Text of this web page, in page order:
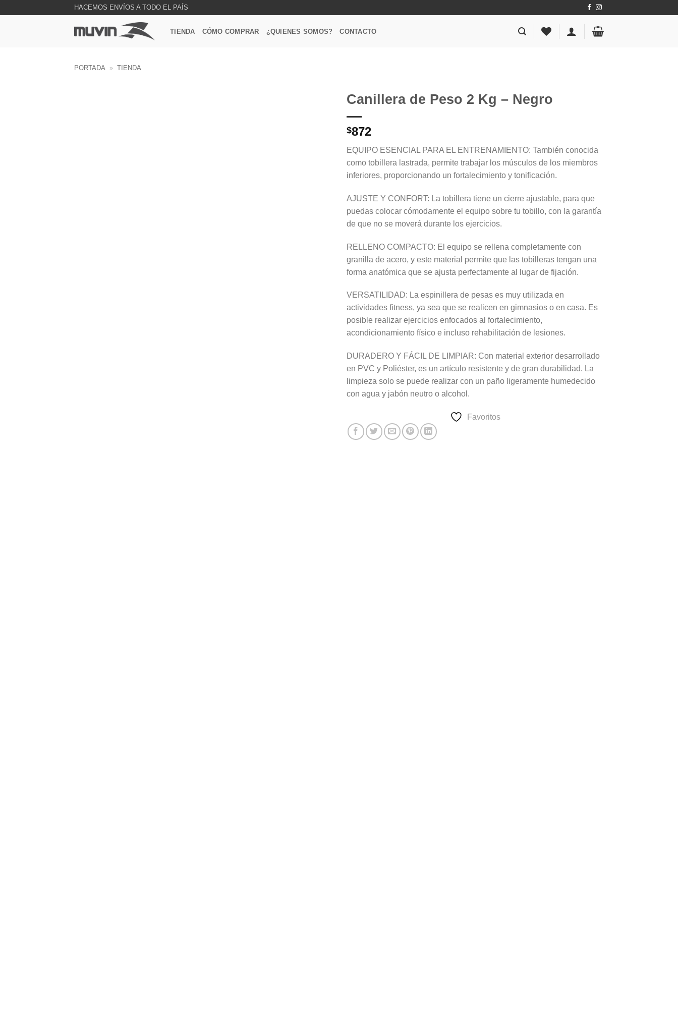
HACEMOS ENVÍOS A TODO EL PAÍS
TIENDA CÓMO COMPRAR ¿QUIENES SOMOS? CONTACTO
PORTADA » TIENDA
Canillera de Peso 2 Kg – Negro
$872
EQUIPO ESENCIAL PARA EL ENTRENAMIENTO: También conocida
como tobillera lastrada, permite trabajar los músculos de los miembros
inferiores, proporcionando un fortalecimiento y tonificación.
AJUSTE Y CONFORT: La tobillera tiene un cierre ajustable, para que
puedas colocar cómodamente el equipo sobre tu tobillo, con la garantía
de que no se moverá durante los ejercicios.
RELLENO COMPACTO: El equipo se rellena completamente con
granilla de acero, y este material permite que las tobilleras tengan una
forma anatómica que se ajusta perfectamente al lugar de fijación.
VERSATILIDAD: La espinillera de pesas es muy utilizada en
actividades fitness, ya sea que se realicen en gimnasios o en casa. Es
posible realizar ejercicios enfocados al fortalecimiento,
acondicionamiento físico e incluso rehabilitación de lesiones.
DURADERO Y FÁCIL DE LIMPIAR: Con material exterior desarrollado
en PVC y Poliéster, es un artículo resistente y de gran durabilidad. La
limpieza solo se puede realizar con un paño ligeramente humedecido
con agua y jabón neutro o alcohol.
Favoritos